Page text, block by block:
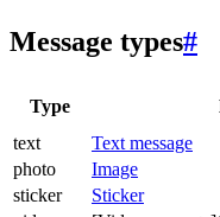
Message types#
Type
text
Text message
photo
Image
sticker
Sticker